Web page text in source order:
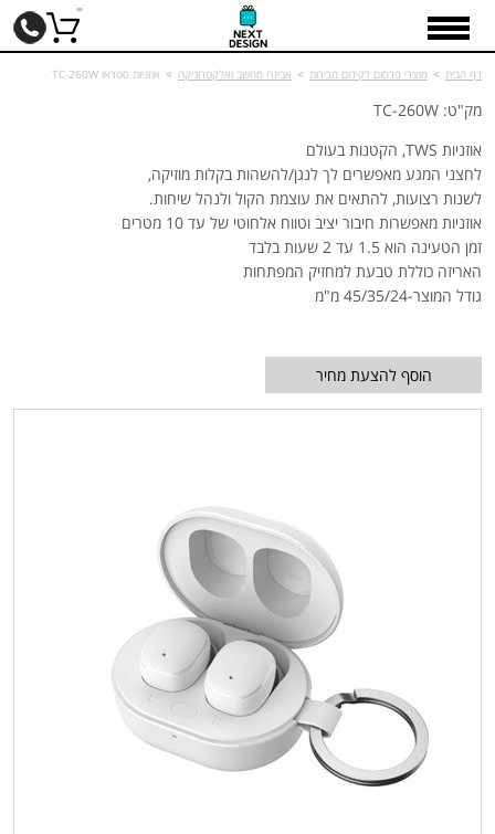
דף הבית > מוצרי פרסום לקידום מכירות > אביזרי מחשב ואלקטרוניקה > אוזניות סטראו TC-260W
מק"ט: TC-260W
אוזניות TWS, הקטנות בעולם
לחצני המגע מאפשרים לך לנגן/להשהות בקלות מוזיקה,
לשנות רצועות, להתאים את עוצמת הקול ולנהל שיחות.
אוזניות מאפשרות חיבור יציב וטווח אלחוטי של עד 10 מטרים
זמן הטעינה הוא 1.5 עד 2 שעות בלבד
האריזה כוללת טבעת למחזיק המפתחות
גודל המוצר-45/35/24 מ"מ
הוסף להצעת מחיר